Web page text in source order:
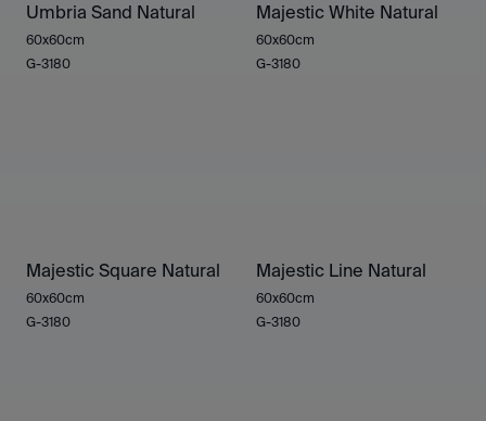
Umbria Sand Natural
60x60cm
G-3180
Majestic White Natural
60x60cm
G-3180
Majestic Square Natural
60x60cm
G-3180
Majestic Line Natural
60x60cm
G-3180